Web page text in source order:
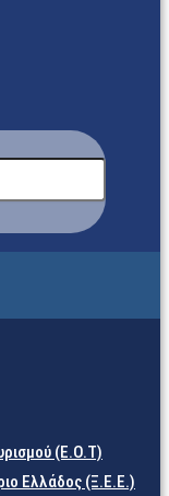
(Ε.Ο.Τ)
Ελλάδος (Ξ.Ε.Ε.)